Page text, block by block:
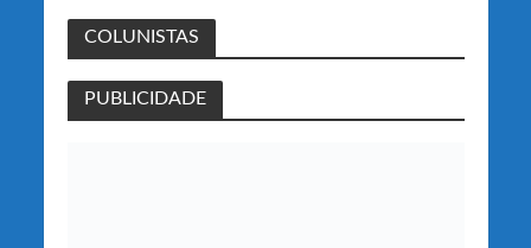
COLUNISTAS
PUBLICIDADE